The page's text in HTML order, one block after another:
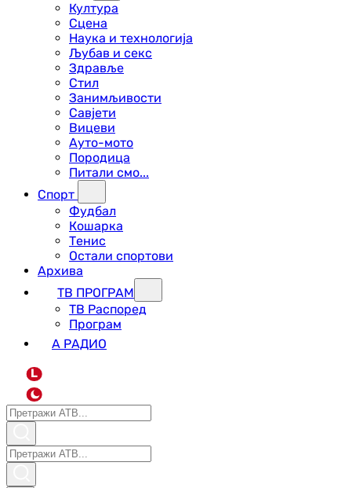
Култура
Сцена
Наука и технологија
Љубав и секс
Здравље
Стил
Занимљивости
Савјети
Вицеви
Ауто-мото
Породица
Питали смо...
Спорт
Фудбал
Кошарка
Тенис
Остали спортови
Архива
ТВ ПРОГРАМ
ТВ Распоред
Програм
А РАДИО
L